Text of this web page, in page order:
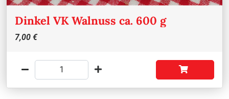
Dinkel VK Walnuss ca. 600 g
7,00 €